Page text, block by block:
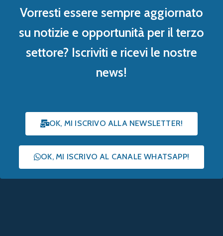
Vorresti essere sempre aggiornato
su notizie e opportunità per il terzo
settore? Iscriviti e ricevi le nostre
news!
OK, MI ISCRIVO ALLA NEWSLETTER!
OK, MI ISCRIVO AL CANALE WHATSAPP!